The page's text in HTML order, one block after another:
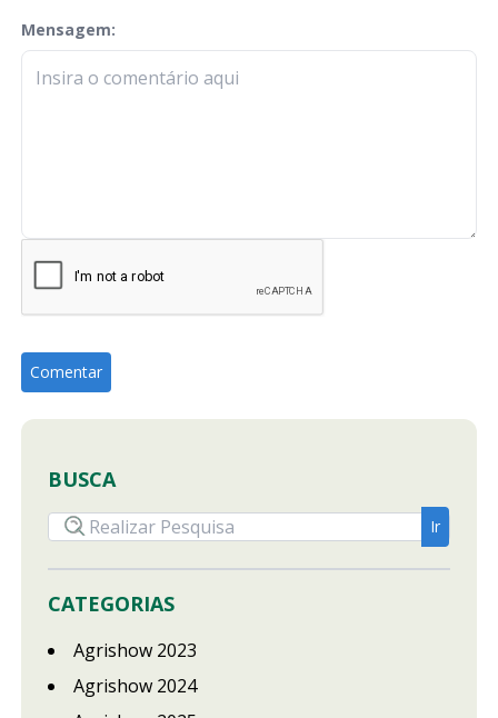
Mensagem:
check-terms
BUSCA
CATEGORIAS
Agrishow 2023
Agrishow 2024